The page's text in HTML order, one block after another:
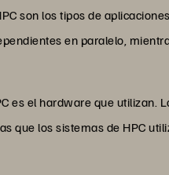
son los tipos de
en paralelo,
es el hardware que
que los sistemas de HPC